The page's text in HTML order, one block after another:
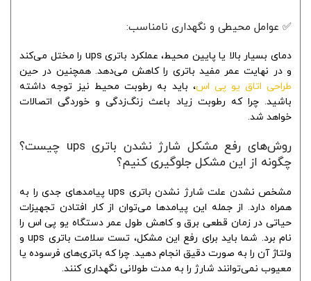
✅ عوامل محیطی و نگهداری نامناسب:
دمای بسیار بالا یا پایین محیط، عملکرد باتری ups را مختل می‌کند
و در نهایت عمر مفید باتری را کاهش می‌دهد. همچنین در حین
طراحی اتاق یو پی اس، باید به رطوبت محیط نیز توجه داشته
باشید. چرا که رطوبت زیاد باعث زنگ‌زدگی و خوردگی اتصالات
خواهد شد.
روش‌های رفع مشکل شارژ نشدن باتری ups چیست؟
چگونه از این مشکل جلوگیری کنیم؟
مشخص نشدن علت شارژ نشدن باتری ups پیامدهای جدی را به
همراه دارد. از جمله این پیامدها می‌توان از کار افتادن تجهیزات
حیاتی در زمان قطعی برق و کاهش طول عمر دستگاه یو پی اس را
نام برد. شما باید برای رفع این مشکل، تست سلامت باتری ups و
ولتاژ آن را به صورت دقیق انجام دهید. چرا که باتری‌های فرسوده یا
معیوب نمی‌توانند شارژ را به مدت طولانی نگهداری کنند.